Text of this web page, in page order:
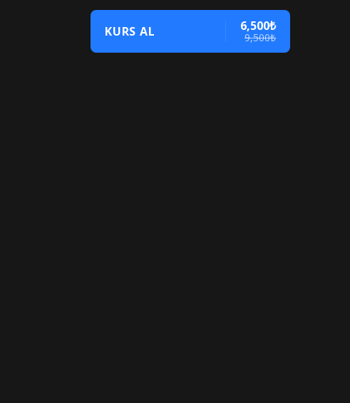
KURS AL 6,500₺
9,500₺